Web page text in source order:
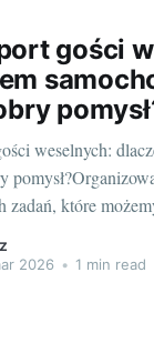
gości
weselnych:
zadań, które
gości? Czy
2026 • 1 min read